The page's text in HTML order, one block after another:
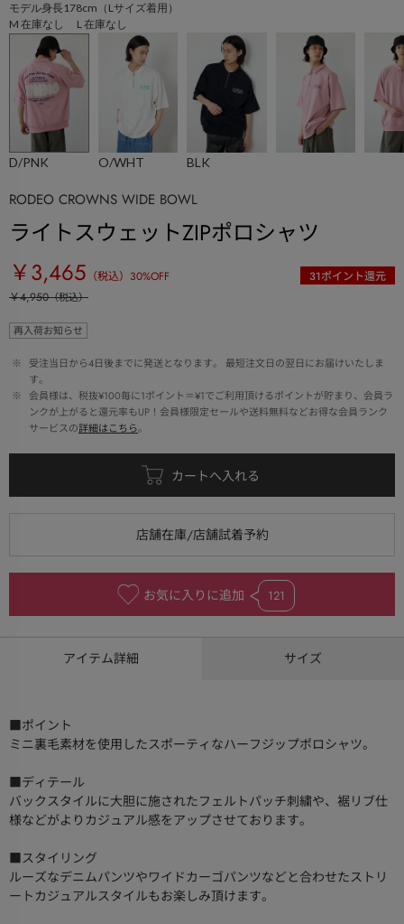
モデル身長178cm（Lサイズ着用）
M 在庫なし L 在庫なし
D/PNK O/WHT BLK
RODEO CROWNS WIDE BOWL
ライトスウェットZIPポロシャツ
￥3,465 （税込） 30%OFF 31ポイント還元
￥4,950（税込）
再入荷お知らせ
※
受注当日から4日後までに発送となります。 最短注文日の翌日にお届けいたしま
す。
※
会員様は、税抜¥100毎に1ポイント＝¥1でご利用頂けるポイントが貯まり、会員ラ
ンクが上がると還元率もUP！会員様限定セールや送料無料などお得な会員ランク
サービスの詳細はこちら。
お気に入りに追加 121
アイテム詳細 サイズ
■ポイント
ミニ裏毛素材を使用したスポーティなハーフジップポロシャツ。
■ディテール
バックスタイルに大胆に施されたフェルトパッチ刺繍や、裾リブ仕
様などがよりカジュアル感をアップさせております。
■スタイリング
ルーズなデニムパンツやワイドカーゴパンツなどと合わせたストリ
ートカジュアルスタイルもお楽しみ頂けます。